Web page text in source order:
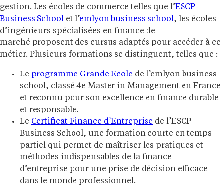
gestion. Les écoles de commerce telles que l’ESCP
Business School et l’emlyon business school, les écoles
d’ingénieurs spécialisées en finance de
marché proposent des cursus adaptés pour accéder à ce
métier. Plusieurs formations se distinguent, telles que :
Le programme Grande Ecole de l’emlyon business
school, classé 4e Master in Management en France
et reconnu pour son excellence en finance durable
et responsable.
Le Certificat Finance d’Entreprise de l’ESCP
Business School, une formation courte en temps
partiel qui permet de maîtriser les pratiques et
méthodes indispensables de la finance
d’entreprise pour une prise de décision efficace
dans le monde professionnel.